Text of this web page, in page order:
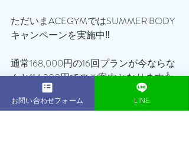
ただいまACEGYMではSUMMER BODY
キャンペーンを実施中‼️
通常168,000円の16回プランが今ならな
んと114,300円でのご案内となります👍
ぜひこの機会を逃すことなく、まずは
お問い合わせフォーム LINE